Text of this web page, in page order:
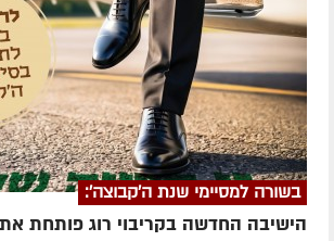
בשורה למסיימי שנת ה'קבוצה':
הישיבה החדשה בקריבוי רוג פותחת